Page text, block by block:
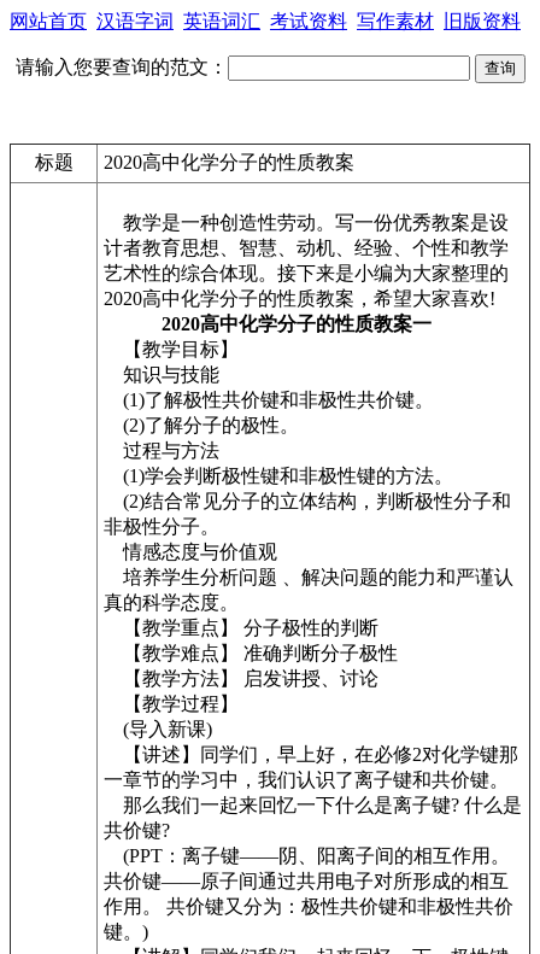
网站首页 汉语字词 英语词汇 考试资料 写作素材 旧版资料
请输入您要查询的范文：
标题 2020高中化学分子的性质教案
教学是一种创造性劳动。写一份优秀教案是设
计者教育思想、智慧、动机、经验、个性和教学
艺术性的综合体现。接下来是小编为大家整理的
2020高中化学分子的性质教案，希望大家喜欢!
2020高中化学分子的性质教案一
【教学目标】
知识与技能
(1)了解极性共价键和非极性共价键。
(2)了解分子的极性。
过程与方法
(1)学会判断极性键和非极性键的方法。
(2)结合常见分子的立体结构，判断极性分子和
非极性分子。
情感态度与价值观
培养学生分析问题 、解决问题的能力和严谨认
真的科学态度。
【教学重点】 分子极性的判断
【教学难点】 准确判断分子极性
【教学方法】 启发讲授、讨论
【教学过程】
(导入新课)
【讲述】同学们，早上好，在必修2对化学键那
一章节的学习中，我们认识了离子键和共价键。
那么我们一起来回忆一下什么是离子键? 什么是
共价键?
(PPT：离子键——阴、阳离子间的相互作用。
共价键——原子间通过共用电子对所形成的相互
作用。 共价键又分为：极性共价键和非极性共价
键。)